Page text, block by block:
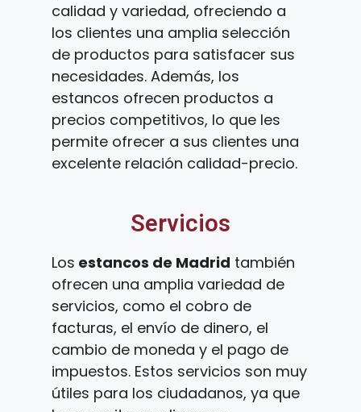
calidad y variedad, ofreciendo a
los clientes una amplia selección
de productos para satisfacer sus
necesidades. Además, los
estancos ofrecen productos a
precios competitivos, lo que les
permite ofrecer a sus clientes una
excelente relación calidad-precio.
Servicios
Los estancos de Madrid también
ofrecen una amplia variedad de
servicios, como el cobro de
facturas, el envío de dinero, el
cambio de moneda y el pago de
impuestos. Estos servicios son muy
útiles para los ciudadanos, ya que